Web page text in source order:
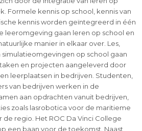
Formele kennis op school, kennis van
kennis worden geïntegreerd in één
leeromgeving gaan leren op school en
manier in elkaar over. Les,
op school gaan
en projecten aangeleverd door
leerplaatsen in bedrijven. Studenten,
van bedrijven werken in de
aan opdrachten vanuit bedrijven,
zoals lasrobotica voor de maritieme
de regio. Het ROC Da Vinci College
een baan voor de toekomst. Naast